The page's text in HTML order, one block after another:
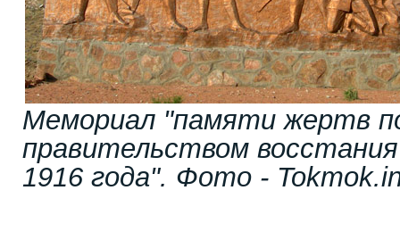
Мемориал "памяти жертв
правительством
1916 года". Фото -